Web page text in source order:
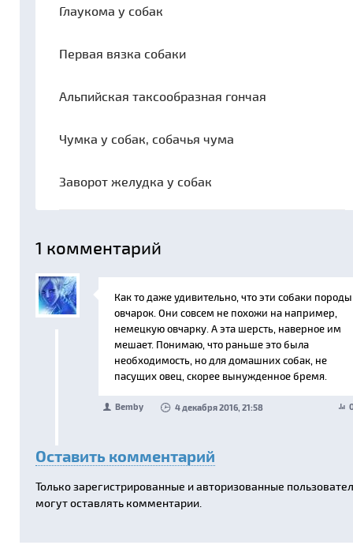
Глаукома у собак
Первая вязка собаки
Альпийская таксообразная гончая
Чумка у собак, собачья чума
Заворот желудка у собак
1 комментарий
Как то даже удивительно, что эти собаки породы
овчарок. Они совсем не похожи на например,
немецкую овчарку. А эта шерсть, наверное им
мешает. Понимаю, что раньше это была
необходимость, но для домашних собак, не
пасущих овец, скорее вынужденное бремя.
Bemby 4 декабря 2016, 21:58
Оставить комментарий
Только зарегистрированные и авторизованные
могут оставлять комментарии.